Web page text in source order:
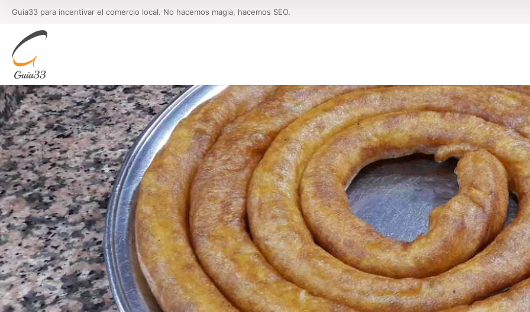
Guia33 para incentivar el comercio local. No hacemos magia, hacemos SEO.